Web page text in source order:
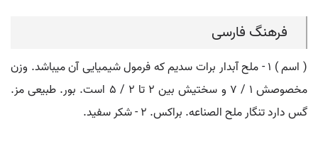
فرهنگ فارسی
( اسم ) ۱ - ملح آبدار برات سدیم که فرمول شیمیایی آن میباشد. وزن
مخصوصش ۱ / ۷ و سختیش بین ۲ تا ۲ / ۵ است. بور. طبیعی مز.
گس دارد تنگار ملح الصناعه. براکس. ۲ - شکر سفید.